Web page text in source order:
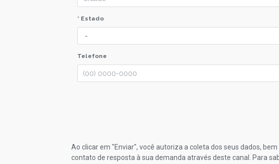
* Estado
Telefone
Ao clicar em "Enviar", você autoriza a coleta dos seus dados,
contato de resposta à sua demanda através deste canal. Para